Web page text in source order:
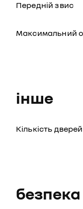
Передній звис
Максимальний
інше
Кількість дверей
безпека